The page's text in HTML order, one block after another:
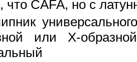
что CAFA, но с
или Х-